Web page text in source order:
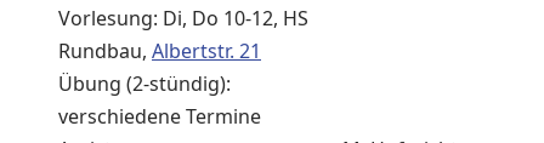
Vorlesung: Di, Do 10-12, HS
Rundbau, Albertstr. 21
Übung (2-stündig):
verschiedene Termine